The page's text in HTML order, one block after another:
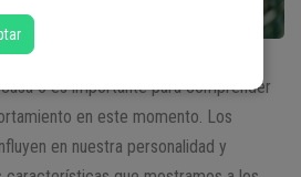
5 es importante para comprender
en este momento. Los
en nuestra personalidad y